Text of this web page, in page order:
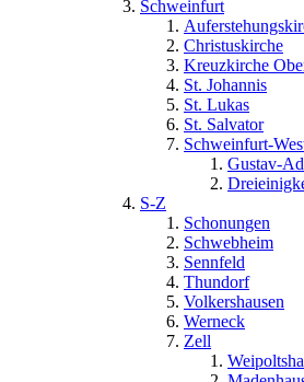
Schweinfurt
Christuskirche
Kreuzkirche
St. Johannis
St. Lukas
St. Salvator
Schweinfurt-
Gustav-
S-Z
Schonungen
Schwebheim
Sennfeld
Thundorf
Volkershausen
Werneck
Zell